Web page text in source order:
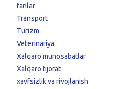
fanlar
Transport
Turizm
Veterinariya
Xalqaro munosabatlar
Xalqaro tijorat
xavfsizlik va rivojlanish